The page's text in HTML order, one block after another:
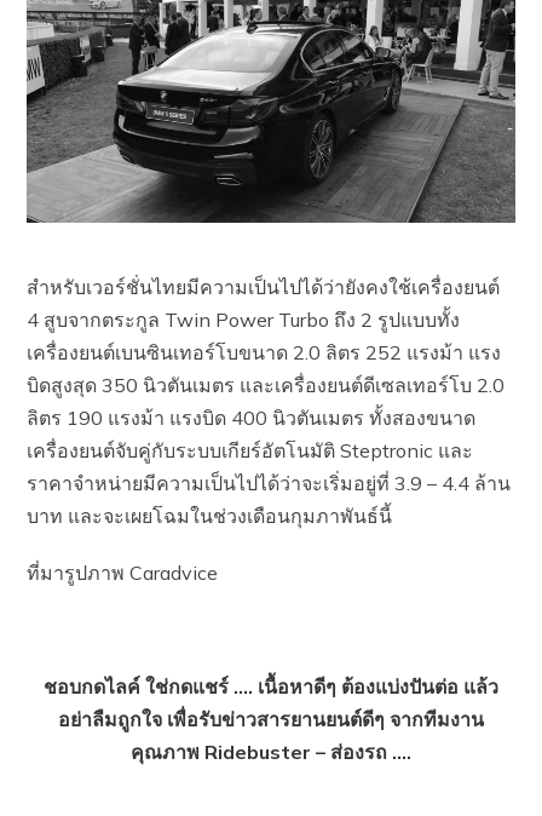
สำหรับเวอร์ชั่นไทยมีความเป็นไปได้ว่ายังคงใช้เครื่องยนต์
4 สูบจากตระกูล Twin Power Turbo ถึง 2 รูปแบบทั้ง
เครื่องยนต์เบนซินเทอร์โบขนาด 2.0 ลิตร 252 แรงม้า แรง
บิดสูงสุด 350 นิวตันเมตร และเครื่องยนต์ดีเซลเทอร์โบ 2.0
ลิตร 190 แรงม้า แรงบิด 400 นิวตันเมตร ทั้งสองขนาด
เครื่องยนต์จับคู่กับระบบเกียร์อัตโนมัติ Steptronic และ
ราคาจำหน่ายมีความเป็นไปได้ว่าจะเริ่มอยู่ที่ 3.9 – 4.4 ล้าน
บาท และจะเผยโฉมในช่วงเดือนกุมภาพันธ์นี้
ที่มารูปภาพ Caradvice
ชอบกดไลค์ ใช่กดแชร์ …. เนื้อหาดีๆ ต้องแบ่งปันต่อ แล้ว
อย่าลืมถูกใจ เพื่อรับข่าวสารยานยนต์ดีๆ จากทีมงาน
คุณภาพ Ridebuster – ส่องรถ ….